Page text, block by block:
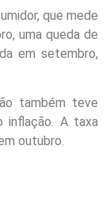
que mede
uma queda de
em setembro,
também teve
inflação. A taxa
outubro.